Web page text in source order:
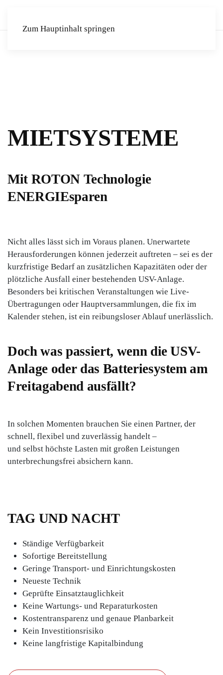
Zum Hauptinhalt springen
MIETSYSTEME
Mit ROTON Technologie
ENERGIEsparen
Nicht alles lässt sich im Voraus planen. Unerwartete
Herausforderungen können jederzeit auftreten – sei es der
kurzfristige Bedarf an zusätzlichen Kapazitäten oder der
plötzliche Ausfall einer bestehenden USV-Anlage.
Besonders bei kritischen Veranstaltungen wie Live-
Übertragungen oder Hauptversammlungen, die fix im
Kalender stehen, ist ein reibungsloser Ablauf unerlässlich.
Doch was passiert, wenn die USV-
Anlage oder das Batteriesystem am
Freitagabend ausfällt?
In solchen Momenten brauchen Sie einen Partner, der
schnell, flexibel und zuverlässig handelt –
und selbst höchste Lasten mit großen Leistungen
unterbrechungsfrei absichern kann.
TAG UND NACHT
Ständige Verfügbarkeit
Sofortige Bereitstellung
Geringe Transport- und Einrichtungskosten
Neueste Technik
Geprüfte Einsatztauglichkeit
Keine Wartungs- und Reparaturkosten
Kostentransparenz und genaue Planbarkeit
Kein Investitionsrisiko
Keine langfristige Kapitalbindung